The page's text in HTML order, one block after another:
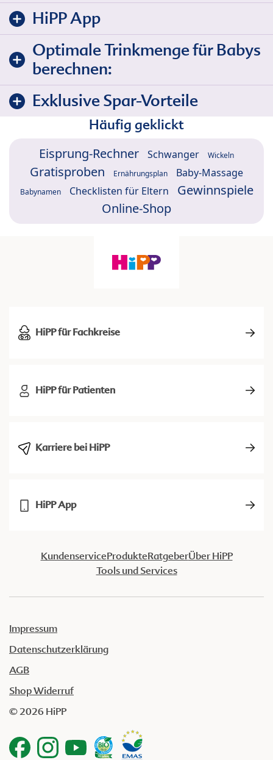
HiPP App
Optimale Trinkmenge für Babys
berechnen:
Exklusive Spar-Vorteile
Häufig geklickt
Eisprung-Rechner Schwanger Wickeln
Gratisproben Ernährungsplan Baby-Massage
Babynamen Checklisten für Eltern
Gewinnspiele
Online-Shop
HiPP für Fachkreise
HiPP für Patienten
Karriere bei HiPP
HiPP App
KundenserviceProdukteRatgeberÜber HiPP
Tools und Services
Impressum
Datenschutzerklärung
AGB
Shop Widerruf
© 2026 HiPP